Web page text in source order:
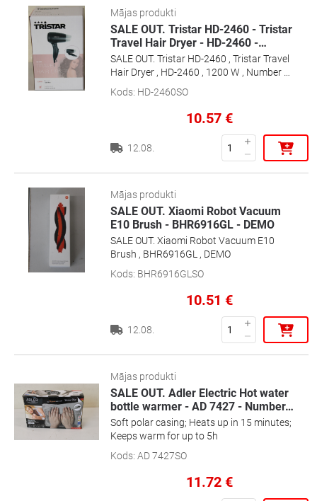
Mājas produkti
SALE OUT. Tristar HD-2460 - Tristar
Travel Hair Dryer - HD-2460 -…
SALE OUT. Tristar HD-2460 , Tristar Travel
Hair Dryer , HD-2460 , 1200 W , Number of
temperature settings 2 , Black , DAMAGED
PACKAGING , Warranty 24 month(s)
Kods: HD-2460SO
10.57 €
12.08.
Mājas produkti
SALE OUT. Xiaomi Robot Vacuum
E10 Brush - BHR6916GL - DEMO
SALE OUT. Xiaomi Robot Vacuum E10
Brush , BHR6916GL , DEMO
Kods: BHR6916GLSO
10.51 €
12.08.
Mājas produkti
SALE OUT. Adler Electric Hot water
bottle warmer - AD 7427 - Number…
Soft polar casing; Heats up in 15 minutes;
Keeps warm for up to 5h
Kods: AD 7427SO
11.72 €